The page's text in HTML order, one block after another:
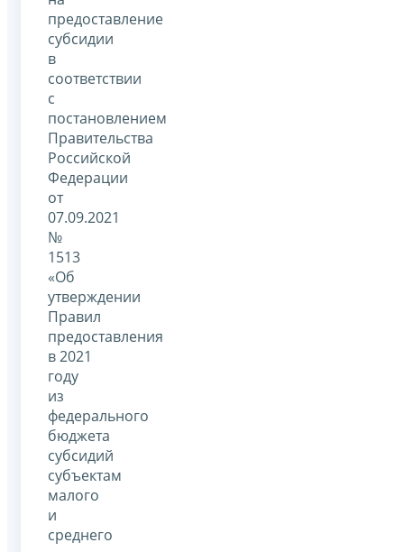
предоставление
субсидии
в
соответствии
с
постановлением
Правительства
Российской
Федерации
от
07.09.2021
№
1513
«Об
утверждении
Правил
предоставления
в 2021
году
из
федерального
бюджета
субсидий
субъектам
малого
и
среднего